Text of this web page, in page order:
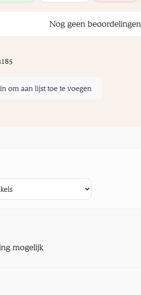
Nog geen beoordelingen
om aan lijst toe te voegen
mogelijk